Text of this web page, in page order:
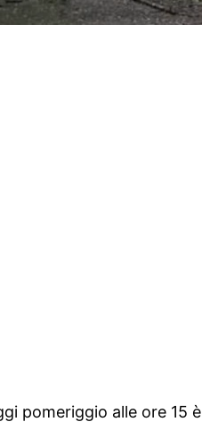
pomeriggio alle ore 15 è